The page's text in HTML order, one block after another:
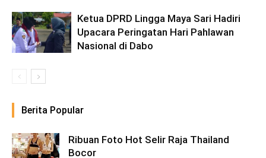
Ketua DPRD Lingga Maya Sari Hadiri
Upacara Peringatan Hari Pahlawan
Nasional di Dabo
Berita Popular
Ribuan Foto Hot Selir Raja Thailand
Bocor